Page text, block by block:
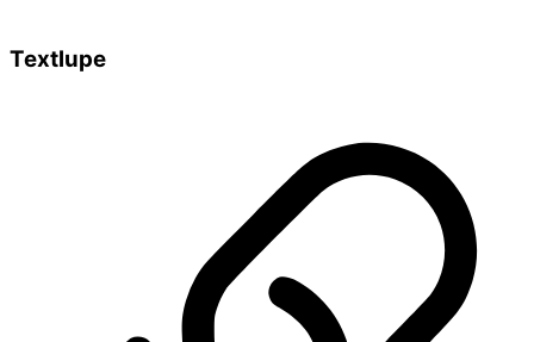
Textlupe